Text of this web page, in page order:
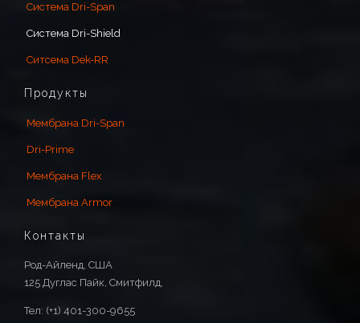
Система Dri-Span
Система Dri-Shield
Ситсема Dek-RR
Продукты
Мембрана Dri-Span
Dri-Prime
Мембрана Flex
Мембрана Armor
Контакты
Род-Айленд, США
125 Дуглас Пайк, Смитфилд,
Тел: (+1) 401-300-9655